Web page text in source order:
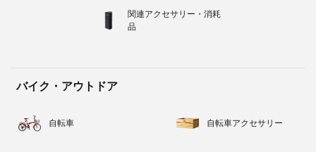
関連アクセサリー・消耗
品
バイク・アウトドア
自転車 自転車アクセサリー